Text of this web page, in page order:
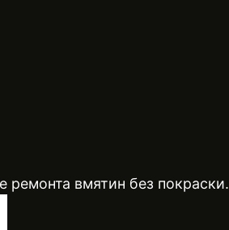
вмятин без покраски.